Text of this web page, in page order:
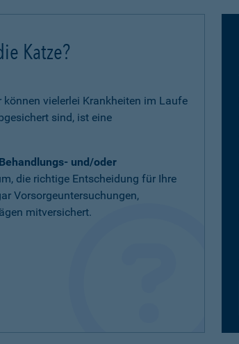
Katze?
können vielerlei Krankheiten im Laufe
sind, ist eine
und/oder
die richtige Entscheidung für Ihre
Vorsorgeuntersuchungen,
mitversichert.